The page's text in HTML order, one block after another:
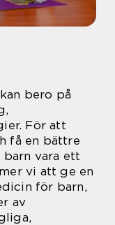
bero på
För att
få en bättre
vara ett
vi att ge en
för barn,
av